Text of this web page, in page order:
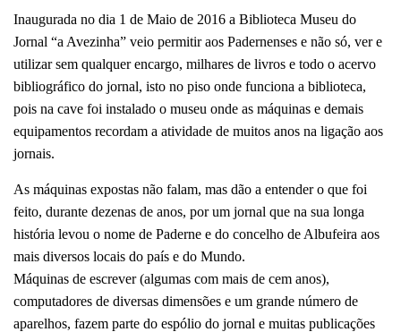
Inaugurada no dia 1 de Maio de 2016 a Biblioteca Museu do
Jornal “a Avezinha” veio permitir aos Padernenses e não só, ver e
utilizar sem qualquer encargo, milhares de livros e todo o acervo
bibliográfico do jornal, isto no piso onde funciona a biblioteca,
pois na cave foi instalado o museu onde as máquinas e demais
equipamentos recordam a atividade de muitos anos na ligação aos
jornais.
As máquinas expostas não falam, mas dão a entender o que foi
feito, durante dezenas de anos, por um jornal que na sua longa
história levou o nome de Paderne e do concelho de Albufeira aos
mais diversos locais do país e do Mundo.
Máquinas de escrever (algumas com mais de cem anos),
computadores de diversas dimensões e um grande número de
aparelhos, fazem parte do espólio do jornal e muitas publicações